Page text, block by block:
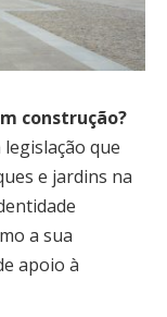
construção?
que
e jardins na
a sua
apoio à